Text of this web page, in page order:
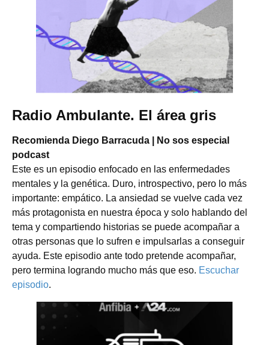
Radio Ambulante. El área gris
Recomienda Diego Barracuda | No sos especial
podcast
Este es un episodio enfocado en las enfermedades
mentales y la genética. Duro, introspectivo, pero lo más
importante: empático. La ansiedad se vuelve cada vez
más protagonista en nuestra época y solo hablando del
tema y compartiendo historias se puede acompañar a
otras personas que lo sufren e impulsarlas a conseguir
ayuda. Este episodio ante todo pretende acompañar,
pero termina logrando mucho más que eso. Escuchar
episodio.